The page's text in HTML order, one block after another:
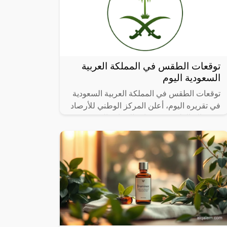
توقعات الطقس في المملكة العربية
السعودية اليوم
توقعات الطقس في المملكة العربية السعودية
في تقريره اليوم، أعلن المركز الوطني للأرصاد
في مختلف مناطق المملكة العربية